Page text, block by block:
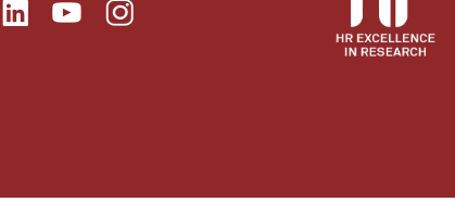
LinkedinYoutubeInstagram